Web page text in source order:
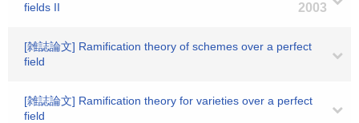
fields II
2003
[雑誌論文] Ramification theory of schemes over a perfect
field
[雑誌論文] Ramification theory for varieties over a perfect
field